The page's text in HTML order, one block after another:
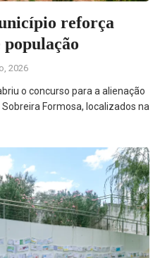
reforça
população
2026
o concurso para a alienação
Formosa, localizados na